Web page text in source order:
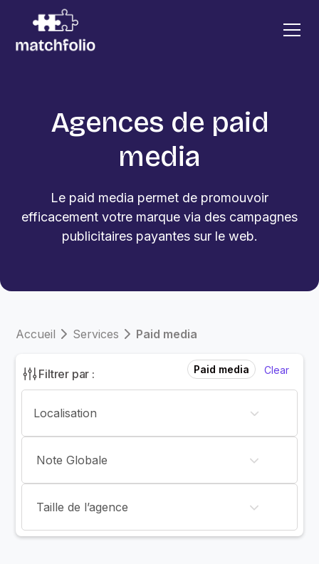
Agences de paid
media
Le paid media permet de promouvoir
efficacement votre marque via des campagnes
publicitaires payantes sur le web.
Accueil Services Paid media
Filtrer par : Paid media Clear
Note Globale
Taille de l’agence